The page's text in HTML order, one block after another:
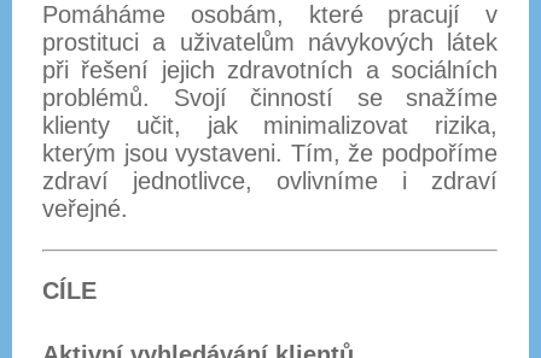
Pomáháme osobám, které pracují v
prostituci a uživatelům návykových látek
při řešení jejich zdravotních a sociálních
problémů. Svojí činností se snažíme
klienty učit, jak minimalizovat rizika,
kterým jsou vystaveni. Tím, že podpoříme
zdraví jednotlivce, ovlivníme i zdraví
veřejné.
CÍLE